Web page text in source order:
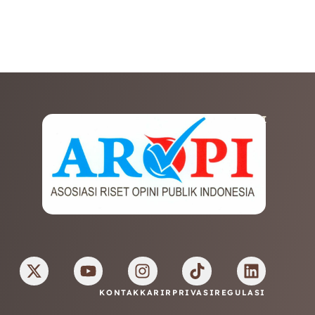
AFILIASI
KONTAK KARIR PRIVASI REGULASI